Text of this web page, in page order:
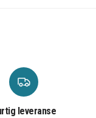
leveranse